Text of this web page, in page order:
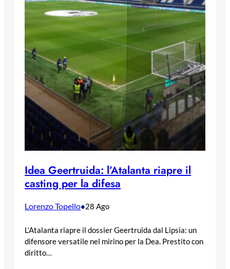
Idea Geertruida: l’Atalanta riapre il
casting per la difesa
Lorenzo Topello•28 Ago
L’Atalanta riapre il dossier Geertruida dal Lipsia: un
difensore versatile nel mirino per la Dea. Prestito con
diritto…